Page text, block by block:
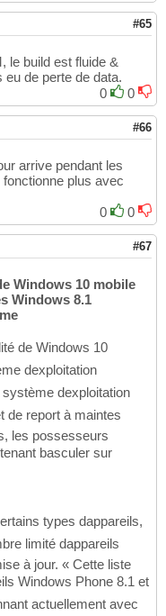
#65
le build est fluide &
de perte de data.
0
0
#66
arrive pendant les
plus avec
0
0
#67
Windows 10 mobile
Windows 8.1
de Windows 10
dexploitation
dexploitation
de report à maintes
les possesseurs
basculer sur
types dappareils,
limité dappareils
à jour. « Cette liste
Windows Phone 8.1 et
actuellement avec